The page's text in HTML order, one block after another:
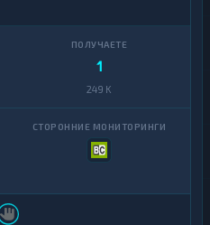
1
249 K